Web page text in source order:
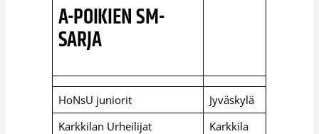
A-POIKIEN SM-
SARJA
HoNsU juniorit
Jyväskylä
Karkkilan Urheilijat
Karkkila